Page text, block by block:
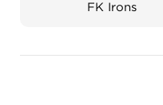
FK Irons